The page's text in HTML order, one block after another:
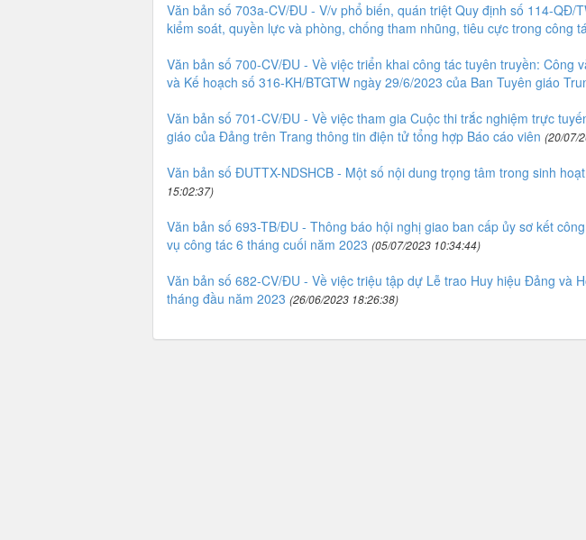
Văn bản số 703a-CV/ĐU - V/v phổ biến, quán triệt Quy định số 114-QĐ/
kiểm soát, quyền lực và phòng, chống tham nhũng, tiêu cực trong công
Văn bản số 700-CV/ĐU - Về việc triển khai công tác tuyên truyền: Công
và Kế hoạch số 316-KH/BTGTW ngày 29/6/2023 của Ban Tuyên giáo
Văn bản số 701-CV/ĐU - Về việc tham gia Cuộc thi trắc nghiệm trực
giáo của Đảng trên Trang thông tin điện tử tổng hợp Báo cáo viên (20/07/
Văn bản số ĐUTTX-NDSHCB - Một số nội dung trọng tâm trong sinh
15:02:37)
Văn bản số 693-TB/ĐU - Thông báo hội nghị giao ban cấp ủy sơ kết
vụ công tác 6 tháng cuối năm 2023 (05/07/2023 10:34:44)
Văn bản số 682-CV/ĐU - Về việc triệu tập dự Lễ trao Huy hiệu Đảng và
tháng đầu năm 2023 (26/06/2023 18:26:38)